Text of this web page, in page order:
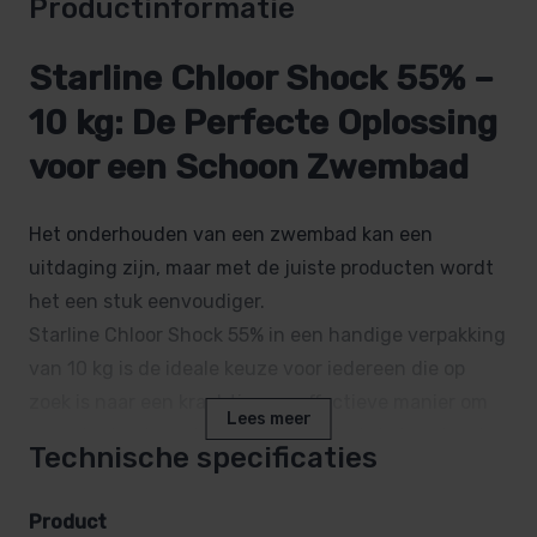
Productinformatie
Starline Chloor Shock 55% –
10 kg: De Perfecte Oplossing
voor een Schoon Zwembad
Het onderhouden van een zwembad kan een
uitdaging zijn, maar met de juiste producten wordt
het een stuk eenvoudiger.
Starline Chloor Shock 55% in een handige verpakking
zoek is naar een krachtige en effectieve manier om
zwembadwater schoon en hygiënisch te houden. In
dit artikel lees je alles wat je moet weten over dit
Lees meer
Technische specificaties
Product